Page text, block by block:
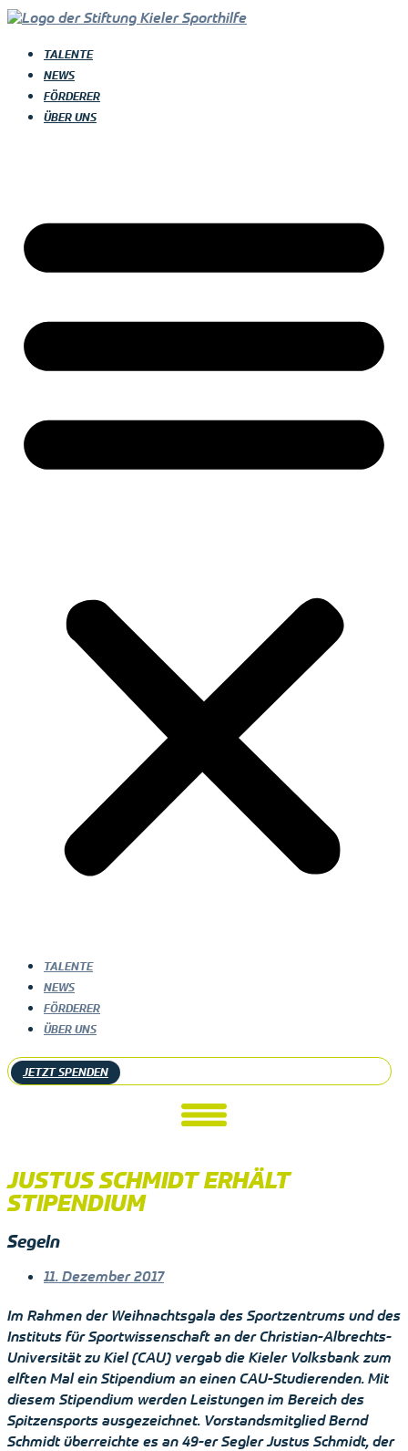
TALENTE
NEWS
FÖRDERER
ÜBER UNS
TALENTE
NEWS
FÖRDERER
ÜBER UNS
JETZT SPENDEN
JUSTUS SCHMIDT ERHÄLT
STIPENDIUM
Segeln
11. Dezember 2017
Im Rahmen der Weihnachtsgala des Sportzentrums und des
Instituts für Sportwissenschaft an der Christian-Albrechts-
Universität zu Kiel (CAU) vergab die Kieler Volksbank zum
elften Mal ein Stipendium an einen CAU-Studierenden. Mit
diesem Stipendium werden Leistungen im Bereich des
Spitzensports ausgezeichnet. Vorstandsmitglied Bernd
Schmidt überreichte es an 49-er Segler Justus Schmidt, der